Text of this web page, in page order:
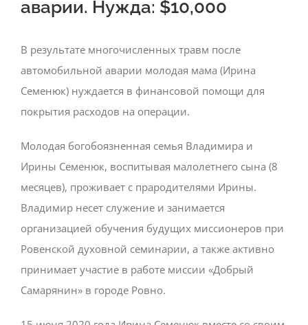
аварии. Нужда: $10,000
В результате многочисленных травм после
автомобильной аварии молодая мама (Ирина
Семенюк) нуждается в финансовой помощи для
покрытия расходов на операции.
Молодая богобоязненная семья Владимира и
Ирины Семенюк, воспитывая малолетнего сына (8
месяцев), проживает с прародителями Ирины.
Владимир несет служение и занимается
организацией обучения будущих миссионеров при
Ровенской духовной семинарии, а также активно
принимает участие в работе миссии «Добрый
Самарянин» в городе Ровно.